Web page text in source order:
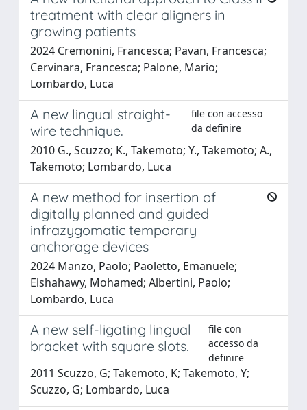
treatment with clear aligners in
growing patients
2024 Cremonini, Francesca; Pavan, Francesca;
Cervinara, Francesca; Palone, Mario;
Lombardo, Luca
A new lingual straight-
wire technique.
file con accesso
da definire
2010 G., Scuzzo; K., Takemoto; Y., Takemoto; A.,
Takemoto; Lombardo, Luca
A new method for insertion of
digitally planned and guided
infrazygomatic temporary
anchorage devices
2024 Manzo, Paolo; Paoletto, Emanuele;
Elshahawy, Mohamed; Albertini, Paolo;
Lombardo, Luca
A new self-ligating lingual
bracket with square slots.
file con
accesso da
definire
2011 Scuzzo, G; Takemoto, K; Takemoto, Y;
Scuzzo, G; Lombardo, Luca